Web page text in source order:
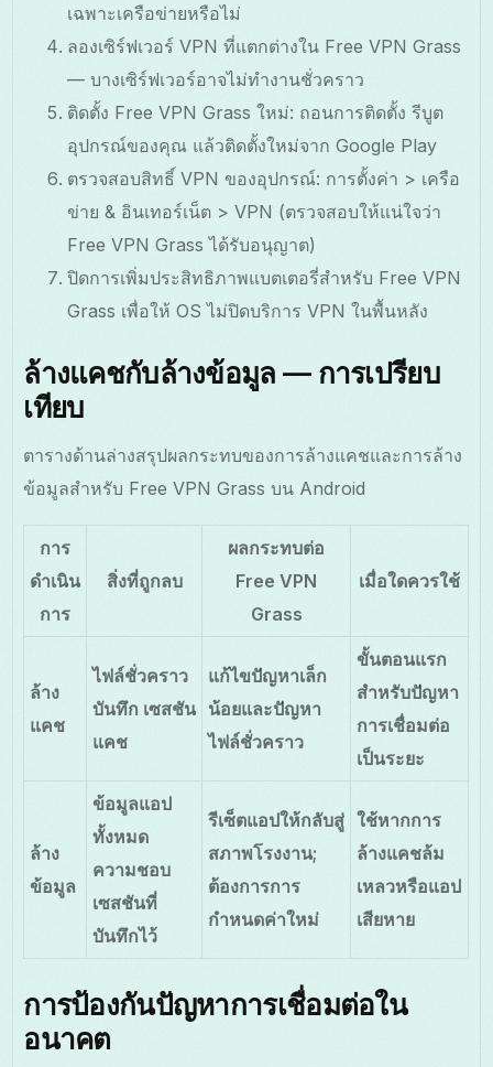
เฉพาะเครือข่ายหรือไม่
ลองเซิร์ฟเวอร์ VPN ที่แตกต่างใน Free VPN Grass
— บางเซิร์ฟเวอร์อาจไม่ทำงานชั่วคราว
ติดตั้ง Free VPN Grass ใหม่: ถอนการติดตั้ง รีบูต
อุปกรณ์ของคุณ แล้วติดตั้งใหม่จาก Google Play
ตรวจสอบสิทธิ์ VPN ของอุปกรณ์: การตั้งค่า > เครือ
ข่าย & อินเทอร์เน็ต > VPN (ตรวจสอบให้แน่ใจว่า
Free VPN Grass ได้รับอนุญาต)
ปิดการเพิ่มประสิทธิภาพแบตเตอรี่สำหรับ Free VPN
Grass เพื่อให้ OS ไม่ปิดบริการ VPN ในพื้นหลัง
ล้างแคชกับล้างข้อมูล — การเปรียบ
เทียบ
ตารางด้านล่างสรุปผลกระทบของการล้างแคชและการล้าง
ข้อมูลสำหรับ Free VPN Grass บน Android
การ
ดำเนิน
การ
สิ่งที่ถูกลบ
ผลกระทบต่อ
Free VPN
Grass
เมื่อใดควรใช้
ล้าง
แคช
ไฟล์ชั่วคราว
บันทึก เซสชัน
แคช
แก้ไขปัญหาเล็ก
น้อยและปัญหา
ไฟล์ชั่วคราว
ขั้นตอนแรก
สำหรับปัญหา
การเชื่อมต่อ
เป็นระยะ
ล้าง
ข้อมูล
ข้อมูลแอป
ทั้งหมด
ความชอบ
เซสชันที่
บันทึกไว้
รีเซ็ตแอปให้กลับสู่
สภาพโรงงาน;
ต้องการการ
กำหนดค่าใหม่
ใช้หากการ
ล้างแคชล้ม
เหลวหรือแอป
เสียหาย
การป้องกันปัญหาการเชื่อมต่อใน
อนาคต